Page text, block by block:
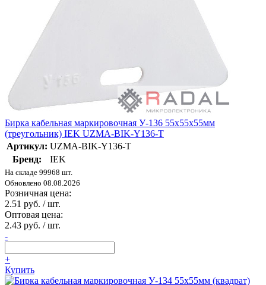
Бирка кабельная маркировочная У-136 55х55х55мм
(треугольник) IEK UZMA-BIK-Y136-T
Артикул: UZMA-BIK-Y136-T
Бренд:
IEK
На складе 99968 шт.
Обновлено 08.08.2026
Розничная цена:
2.51 руб. / шт.
Оптовая цена:
2.43 руб. / шт.
-
+
Купить